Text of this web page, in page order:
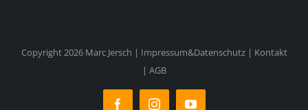
Copyright 2026 Marc Jersch | Impressum&Datenschutz| Kontakt
| AGB